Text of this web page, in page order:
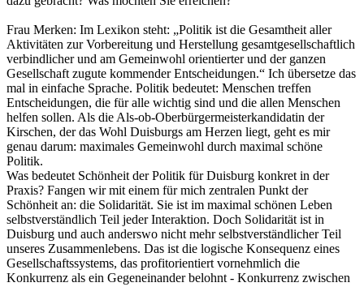
Frau Merken: Im Lexikon steht: „Politik ist die Gesamtheit aller
Aktivitäten zur Vorbereitung und Herstellung gesamtgesellschaftlich
verbindlicher und am Gemeinwohl orientierter und der ganzen
Gesellschaft zugute kommender Entscheidungen.“ Ich übersetze das
mal in einfache Sprache. Politik bedeutet: Menschen treffen
Entscheidungen, die für alle wichtig sind und die allen Menschen
helfen sollen. Als die Als-ob-Oberbürgermeisterkandidatin der
Kirschen, der das Wohl Duisburgs am Herzen liegt, geht es mir
genau darum: maximales Gemeinwohl durch maximal schöne
Politik.
Was bedeutet Schönheit der Politik für Duisburg konkret in der
Praxis? Fangen wir mit einem für mich zentralen Punkt der
Schönheit an: die Solidarität. Sie ist im maximal schönen Leben
selbstverständlich Teil jeder Interaktion. Doch Solidarität ist in
Duisburg und auch anderswo nicht mehr selbstverständlicher Teil
unseres Zusammenlebens. Das ist die logische Konsequenz eines
Gesellschaftssystems, das profitorientiert vornehmlich die
Konkurrenz als ein Gegeneinander belohnt - Konkurrenz zwischen